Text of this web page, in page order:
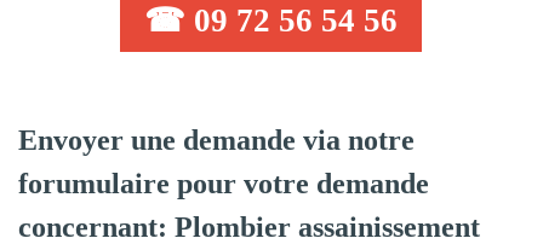
☎ 09 72 56 54 56
Envoyer une demande via notre
forumulaire pour votre demande
concernant: Plombier assainissement